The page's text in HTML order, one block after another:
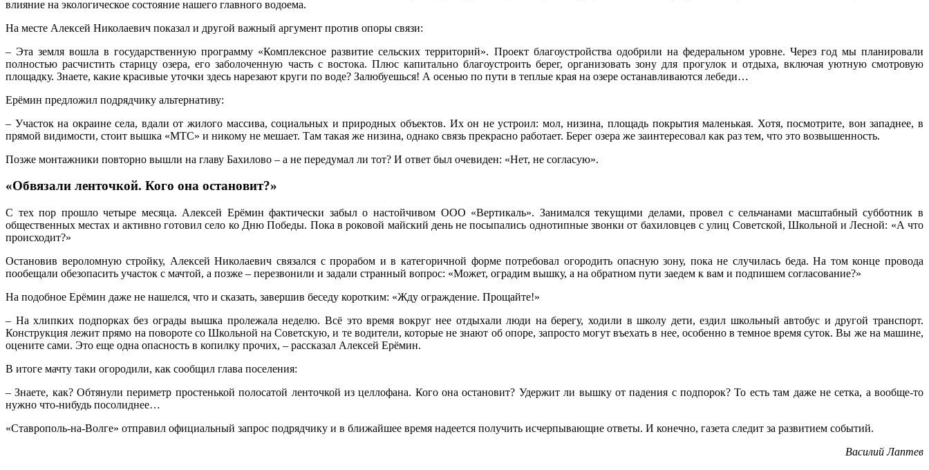
влияние на экологическое состояние нашего главного водоема.
На месте Алексей Николаевич показал и другой важный аргумент против опоры связи:
– Эта земля вошла в государственную программу «Комплексное развитие сельских территорий». Проект благоустройства одобрили на федеральном уровне. Через год мы планировали
полностью расчистить старицу озера, его заболоченную часть с востока. Плюс капитально благоустроить берег, организовать зону для прогулок и отдыха, включая уютную смотровую
площадку. Знаете, какие красивые уточки здесь нарезают круги по воде? Залюбуешься! А осенью по пути в теплые края на озере останавливаются лебеди…
Ерёмин предложил подрядчику альтернативу:
– Участок на окраине села, вдали от жилого массива, социальных и природных объектов. Их он не устроил: мол, низина, площадь покрытия маленькая. Хотя, посмотрите, вон западнее, в
прямой видимости, стоит вышка «МТС» и никому не мешает. Там такая же низина, однако связь прекрасно работает. Берег озера же заинтересовал как раз тем, что это возвышенность.
Позже монтажники повторно вышли на главу Бахилово – а не передумал ли тот? И ответ был очевиден: «Нет, не согласую».
«Обвязали ленточкой. Кого она остановит?»
С тех пор прошло четыре месяца. Алексей Ерёмин фактически забыл о настойчивом ООО «Вертикаль». Занимался текущими делами, провел с сельчанами масштабный субботник в
общественных местах и активно готовил село ко Дню Победы. Пока в роковой майский день не посыпались однотипные звонки от бахиловцев с улиц Советской, Школьной и Лесной: «А что
происходит?»
Остановив вероломную стройку, Алексей Николаевич связался с прорабом и в категоричной форме потребовал огородить опасную зону, пока не случилась беда. На том конце провода
пообещали обезопасить участок с мачтой, а позже – перезвонили и задали странный вопрос: «Может, оградим вышку, а на обратном пути заедем к вам и подпишем согласование?»
На подобное Ерёмин даже не нашелся, что и сказать, завершив беседу коротким: «Жду ограждение. Прощайте!»
– На хлипких подпорках без ограды вышка пролежала неделю. Всё это время вокруг нее отдыхали люди на берегу, ходили в школу дети, ездил школьный автобус и другой транспорт.
Конструкция лежит прямо на повороте со Школьной на Советскую, и те водители, которые не знают об опоре, запросто могут въехать в нее, особенно в темное время суток. Вы же на машине,
оцените сами. Это еще одна опасность в копилку прочих, – рассказал Алексей Ерёмин.
В итоге мачту таки огородили, как сообщил глава поселения:
– Знаете, как? Обтянули периметр простенькой полосатой ленточкой из целлофана. Кого она остановит? Удержит ли вышку от падения с подпорок? То есть там даже не сетка, а вообще-то
нужно что-нибудь посолиднее…
«Ставрополь-на-Волге» отправил официальный запрос подрядчику и в ближайшее время надеется получить исчерпывающие ответы. И конечно, газета следит за развитием событий.
Василий Лаптев